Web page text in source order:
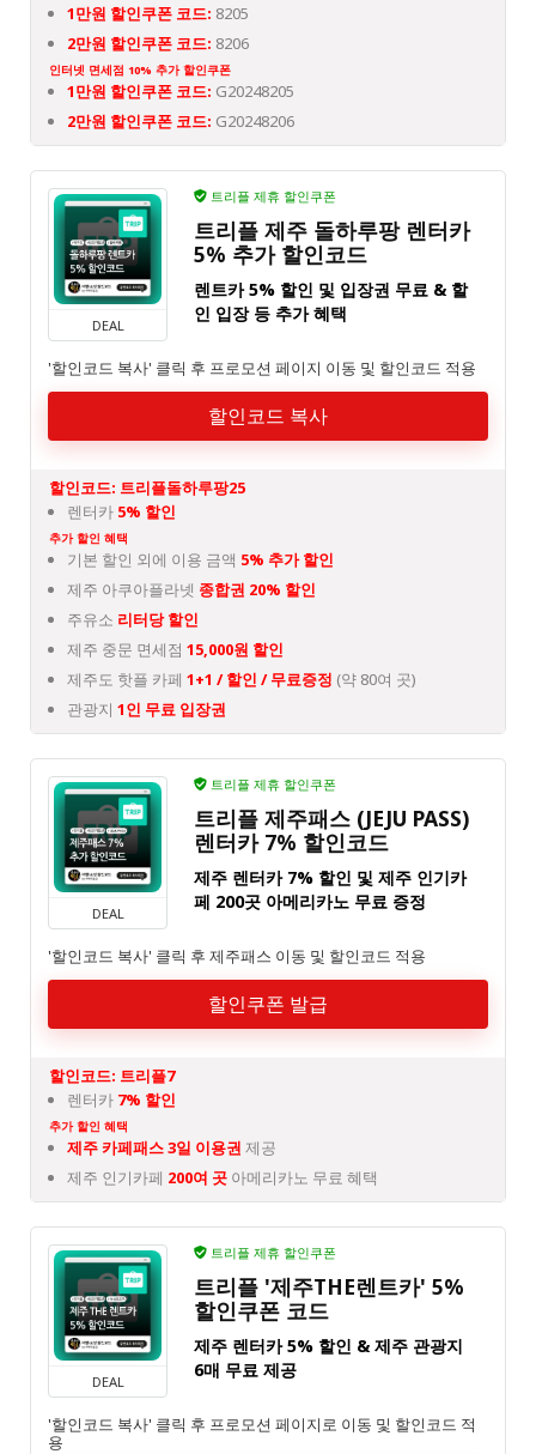
1만원 할인쿠폰 코드: 8205
2만원 할인쿠폰 코드: 8206
인터넷 면세점 10% 추가 할인쿠폰
1만원 할인쿠폰 코드: G20248205
2만원 할인쿠폰 코드: G20248206
DEAL
트리플 제휴 할인쿠폰
트리플 제주 돌하루팡 렌터카
5% 추가 할인코드
렌트카 5% 할인 및 입장권 무료 & 할
인 입장 등 추가 혜택
'할인코드 복사' 클릭 후 프로모션 페이지 이동 및 할인코드 적용
할인코드 복사
할인코드: 트리플돌하루팡25
렌터카 5% 할인
추가 할인 혜택
기본 할인 외에 이용 금액 5% 추가 할인
제주 아쿠아플라넷 종합권 20% 할인
주유소 리터당 할인
제주 중문 면세점 15,000원 할인
제주도 핫플 카페 1+1 / 할인 / 무료증정 (약 80여 곳)
관광지 1인 무료 입장권
DEAL
트리플 제휴 할인쿠폰
트리플 제주패스 (JEJU PASS)
렌터카 7% 할인코드
제주 렌터카 7% 할인 및 제주 인기카
페 200곳 아메리카노 무료 증정
'할인코드 복사' 클릭 후 제주패스 이동 및 할인코드 적용
할인쿠폰 발급
할인코드: 트리플7
렌터카 7% 할인
추가 할인 혜택
제주 카페패스 3일 이용권 제공
제주 인기카페 200여 곳 아메리카노 무료 혜택
DEAL
트리플 제휴 할인쿠폰
트리플 '제주THE렌트카' 5%
할인쿠폰 코드
제주 렌터카 5% 할인 & 제주 관광지
6매 무료 제공
'할인코드 복사' 클릭 후 프로모션 페이지로 이동 및 할인코드 적
용